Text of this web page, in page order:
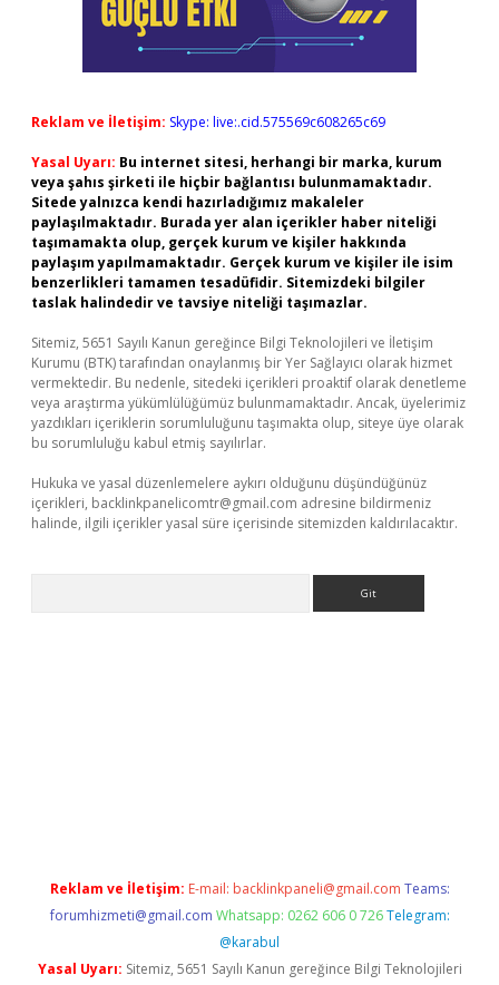
Reklam ve İletişim: Skype: live:.cid.575569c608265c69
Yasal Uyarı: Bu internet sitesi, herhangi bir marka, kurum
veya şahıs şirketi ile hiçbir bağlantısı bulunmamaktadır.
Sitede yalnızca kendi hazırladığımız makaleler
paylaşılmaktadır. Burada yer alan içerikler haber niteliği
taşımamakta olup, gerçek kurum ve kişiler hakkında
paylaşım yapılmamaktadır. Gerçek kurum ve kişiler ile isim
benzerlikleri tamamen tesadüfidir. Sitemizdeki bilgiler
taslak halindedir ve tavsiye niteliği taşımazlar.
Sitemiz, 5651 Sayılı Kanun gereğince Bilgi Teknolojileri ve İletişim
Kurumu (BTK) tarafından onaylanmış bir Yer Sağlayıcı olarak hizmet
vermektedir. Bu nedenle, sitedeki içerikleri proaktif olarak denetleme
veya araştırma yükümlülüğümüz bulunmamaktadır. Ancak, üyelerimiz
yazdıkları içeriklerin sorumluluğunu taşımakta olup, siteye üye olarak
bu sorumluluğu kabul etmiş sayılırlar.
Hukuka ve yasal düzenlemelere aykırı olduğunu düşündüğünüz
içerikleri, backlinkpanelicomtr@gmail.com adresine bildirmeniz
halinde, ilgili içerikler yasal süre içerisinde sitemizden kaldırılacaktır.
Reklam ve İletişim: E-mail: backlinkpaneli@gmail.com Teams:
forumhizmeti@gmail.com Whatsapp: 0262 606 0 726 Telegram:
@karabul
Yasal Uyarı: Sitemiz, 5651 Sayılı Kanun gereğince Bilgi Teknolojileri